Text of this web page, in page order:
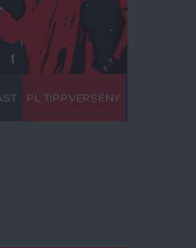
PL TIPPVERSENY